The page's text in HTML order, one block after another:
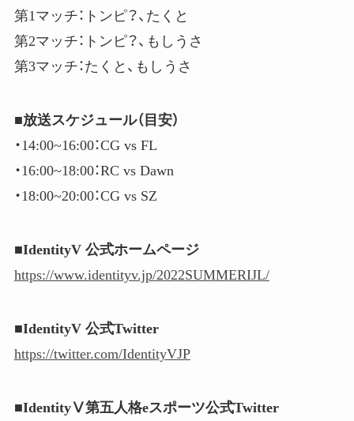
第1マッチ：トンピ？、たくと
第2マッチ：トンピ？、もしうさ
第3マッチ：たくと、もしうさ
■放送スケジュール（目安）
・14:00​​~16:00​​：CG vs FL
・16:00​​~18:00​​：RC vs Dawn
・18:00​​~20:00​​：CG vs SZ
■IdentityV 公式ホームページ
https://www.identityv.jp/2022SUMMERIJL/
■IdentityV 公式Twitter
https://twitter.com/IdentityVJP
■IdentityⅤ第五人格eスポーツ公式Twitter